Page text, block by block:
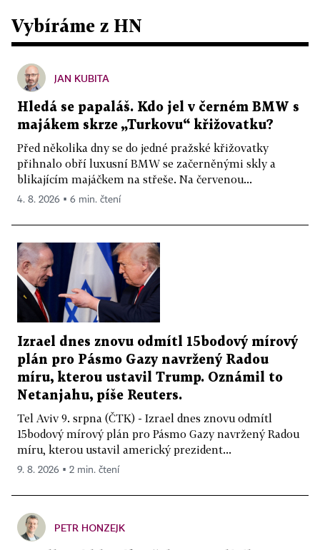
Vybíráme z HN
JAN KUBITA
Hledá se papaláš. Kdo jel v černém BMW s
majákem skrze „Turkovu“ křižovatku?
Před několika dny se do jedné pražské křižovatky
přihnalo obří luxusní BMW se začerněnými skly a
blikajícím majáčkem na střeše. Na červenou...
4. 8. 2026 ▪ 6 min. čtení
Izrael dnes znovu odmítl 15bodový mírový
plán pro Pásmo Gazy navržený Radou
míru, kterou ustavil Trump. Oznámil to
Netanjahu, píše Reuters.
Tel Aviv 9. srpna (ČTK) - Izrael dnes znovu odmítl
15bodový mírový plán pro Pásmo Gazy navržený Radou
míru, kterou ustavil americký prezident...
9. 8. 2026 ▪ 2 min. čtení
PETR HONZEJK